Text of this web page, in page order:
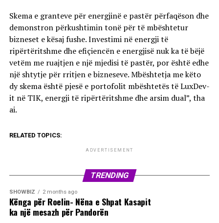
Skema e granteve për energjinë e pastër përfaqëson dhe
demonstron përkushtimin tonë për të mbështetur
bizneset e kësaj fushe. Investimi në energji të
ripërtëritshme dhe efiçiencën e energjisë nuk ka të bëjë
vetëm me ruajtjen e një mjedisi të pastër, por është edhe
një shtytje për rritjen e bizneseve. Mbështetja me këto
dy skema është pjesë e portofolit mbështetës të LuxDev-
it në TIK, energji të ripërtëritshme dhe arsim dual”, tha
ai.
RELATED TOPICS:
ADVERTISEMENT
TRENDING
SHOWBIZ 2 months ago
Kënga për Roelin- Nëna e Shpat Kasapit
ka një mesazh për Pandorën